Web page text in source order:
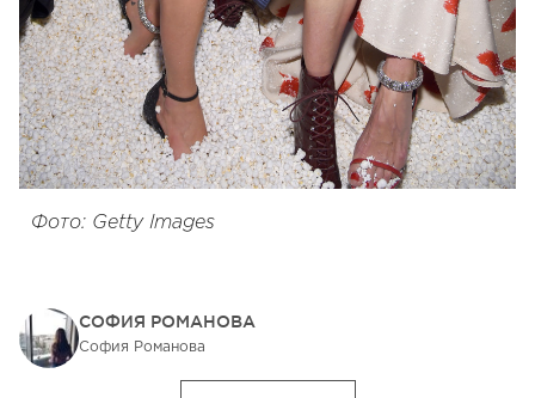
Фото: Getty Images
СОФИЯ РОМАНОВА
София Романова